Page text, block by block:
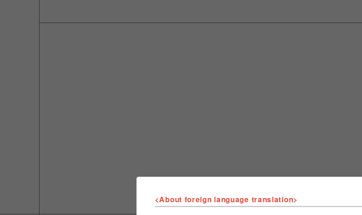
<About foreign language translation>